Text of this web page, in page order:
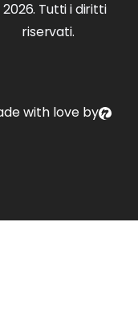
Tutti i diritti
riservati.
with love by